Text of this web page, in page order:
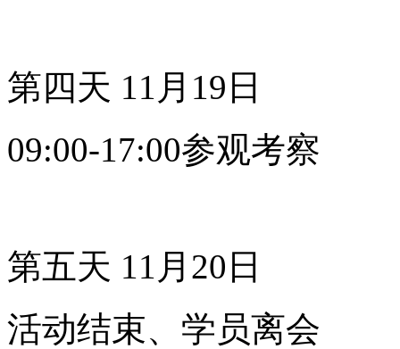
第四天 11月19日
09:00-17:00参观考察
第五天 11月20日
活动结束、学员离会